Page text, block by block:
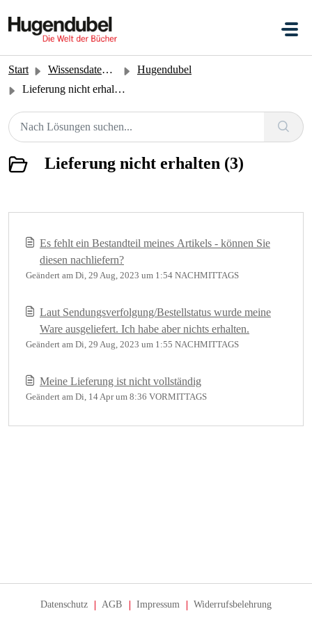
Start Wissensdatenbank
Hugendubel
Lieferung nicht erhalten
Lieferung nicht erhalten (3)
Es fehlt ein Bestandteil meines Artikels - können Sie
diesen nachliefern?
Geändert am Di, 29 Aug, 2023 um 1:54 NACHMITTAGS
Laut Sendungsverfolgung/Bestellstatus wurde meine
Ware ausgeliefert. Ich habe aber nichts erhalten.
Geändert am Di, 29 Aug, 2023 um 1:55 NACHMITTAGS
Meine Lieferung ist nicht vollständig
Geändert am Di, 14 Apr um 8:36 VORMITTAGS
Datenschutz AGB Impressum Widerrufsbelehrung